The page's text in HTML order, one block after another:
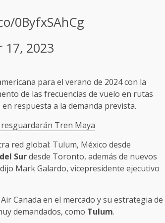
0ByfxSAhCg
17, 2023
para el verano de 2024 con la
de las frecuencias de vuelo en rutas
respuesta a la demanda prevista.
Tren Maya
red global: Tulum, México desde
Surdesde Toronto, además de nuevos
Mark Galardo, vicepresidente ejecutivo
Canada en el mercado y su estrategia de
demandados, como Tulum.